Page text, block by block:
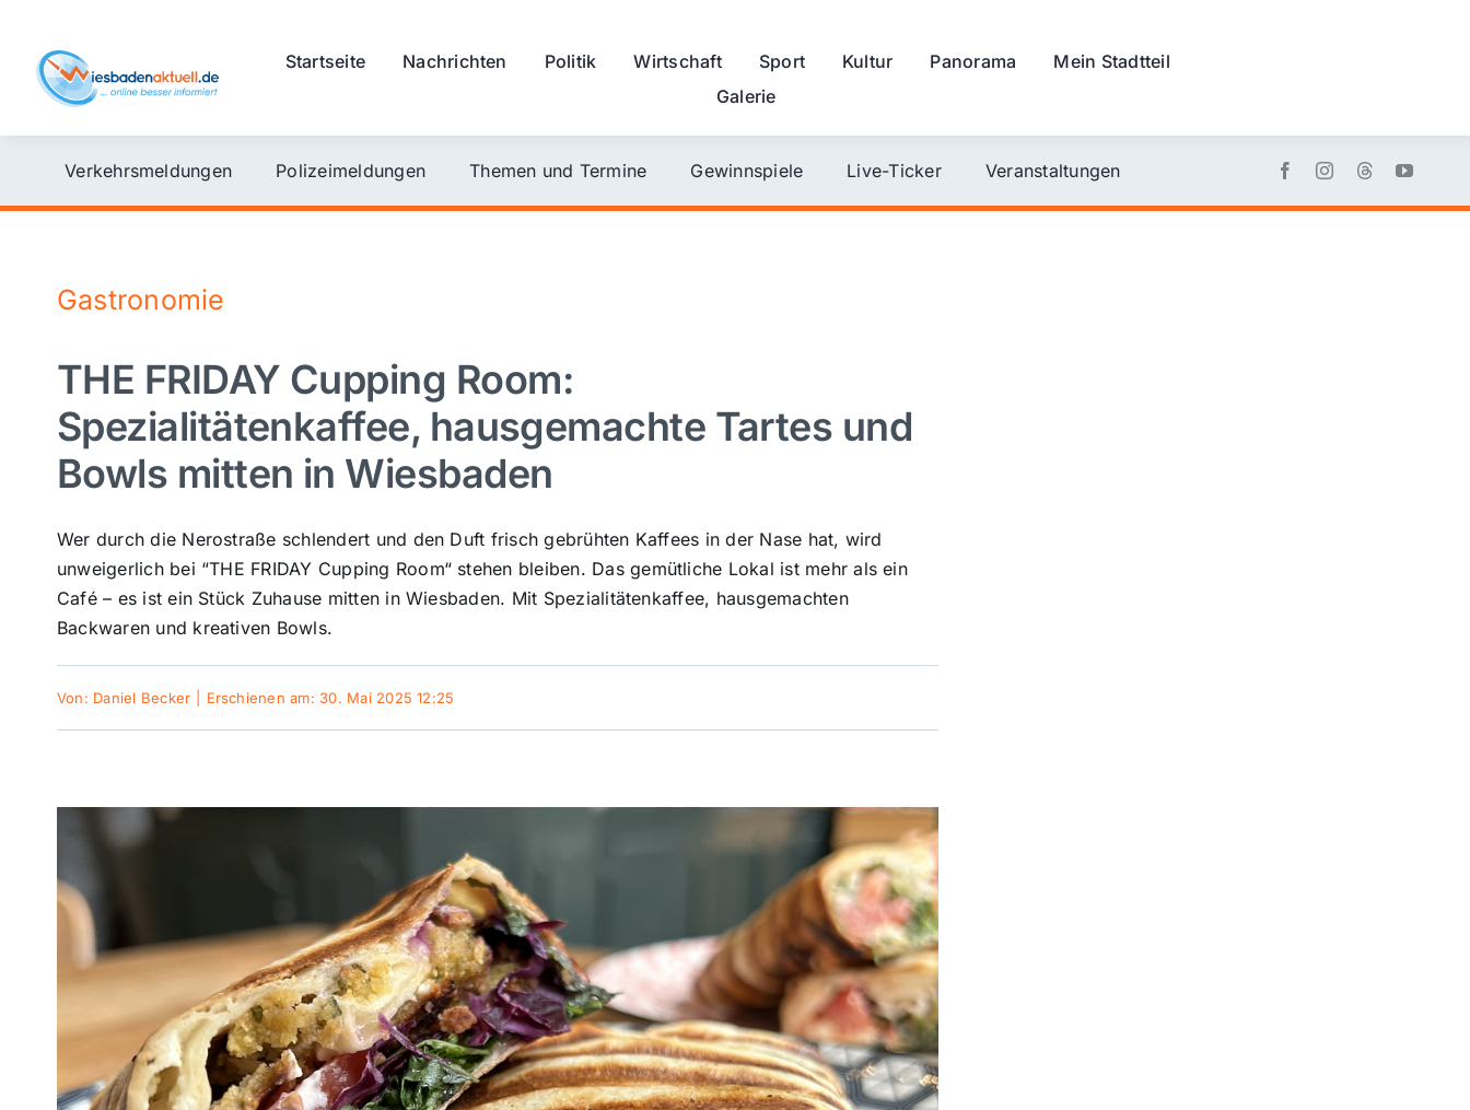
content
Startseite Nachrichten Politik Wirtschaft Sport Kultur Panorama
Mein Stadtteil
Galerie
Verkehrsmeldungen Polizeimeldungen Themen und Termine Gewinnspiele Live-Ticker Veranstaltungen
Gastronomie
THE FRIDAY Cupping Room:
Spezialitätenkaffee, hausgemachte Tartes und
Bowls mitten in Wiesbaden
Wer durch die Nerostraße schlendert und den Duft frisch gebrühten Kaffees in der Nase hat, wird
unweigerlich bei “THE FRIDAY Cupping Room“ stehen bleiben. Das gemütliche Lokal ist mehr als ein
Café – es ist ein Stück Zuhause mitten in Wiesbaden. Mit Spezialitätenkaffee, hausgemachten
Backwaren und kreativen Bowls.
Von: Daniel Becker Erschienen am: 30. Mai 2025 12:25